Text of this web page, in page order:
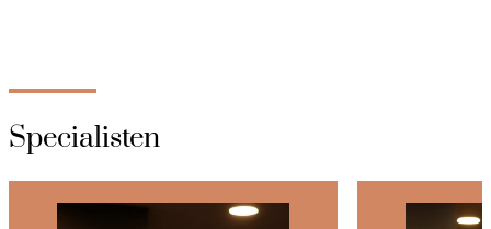
Specialisten